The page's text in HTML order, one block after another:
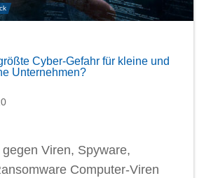
Cyber-Gefahr für kleine und
Unternehmen?
Viren, Spyware,
Computer-Viren